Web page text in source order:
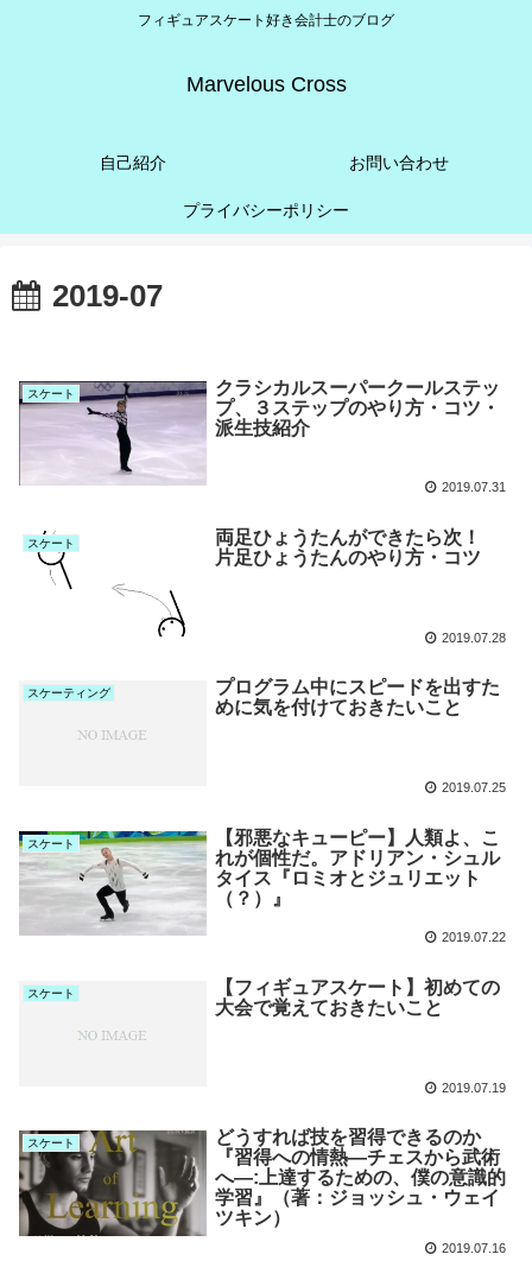
フィギュアスケート好き会計士のブログ
Marvelous Cross
自己紹介 お問い合わせ
プライバシーポリシー
2019-07
スケート
クラシカルスーパークールステッ
プ、３ステップのやり方・コツ・
派生技紹介
2019.07.31
スケート
両足ひょうたんができたら次！
片足ひょうたんのやり方・コツ
2019.07.28
スケーティング
プログラム中にスピードを出すた
めに気を付けておきたいこと
2019.07.25
スケート
【邪悪なキューピー】人類よ、こ
れが個性だ。アドリアン・シュル
タイス『ロミオとジュリエット
（？）』
2019.07.22
スケート
【フィギュアスケート】初めての
大会で覚えておきたいこと
2019.07.19
スケート
どうすれば技を習得できるのか
『習得への情熱―チェスから武術
へ―:上達するための、僕の意識的
学習』（著：ジョッシュ・ウェイ
ツキン）
2019.07.16